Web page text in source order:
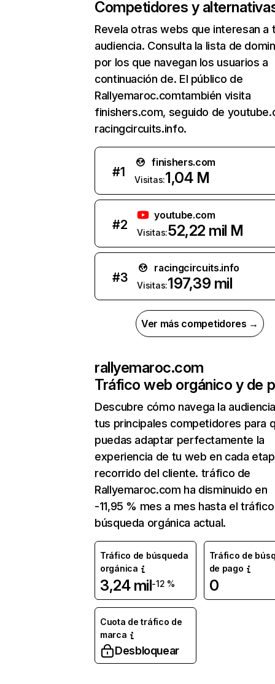
Competidores y
Revela otras webs que interesan a
audiencia. Consulta la lista de
por los que navegan los usuarios a
continuación de. El público de
Rallyemaroc.comtambién visita
finishers.com, seguido de
racingcircuits.info.
#1
finishers.com
Visitas:1,04 M
#2
youtube.com
Visitas:52,22 mil M
#3
racingcircuits.info
Visitas:197,39 mil
Ver más competidores →
rallyemaroc.com
Tráfico web orgánico y de
Descubre cómo navega la
tus principales competidores para
puedas adaptar perfectamente la
experiencia de tu web en cada
recorrido del cliente. tráfico de
Rallyemaroc.com ha disminuido en
-11,95 % mes a mes hasta el
búsqueda orgánica actual.
Tráfico de búsqueda
orgánica
3,24 mil-12 %
Tráfico de
de pago
0
Cuota de tráfico de
marca
Desbloquear